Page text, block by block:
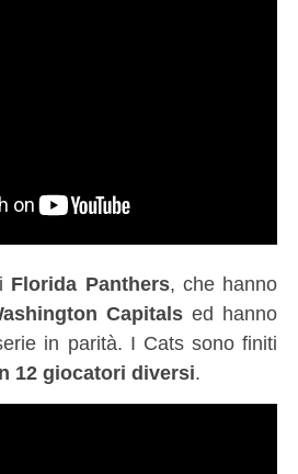
Florida Panthers, che hanno
Capitals ed hanno
in parità. I Cats sono finiti
12 giocatori diversi.